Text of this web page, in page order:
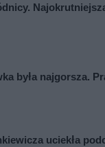
była najgorsza.
uciekła